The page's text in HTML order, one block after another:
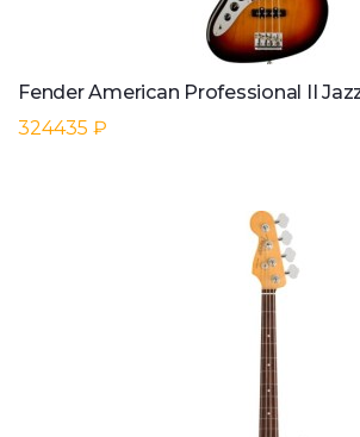
324435 ₽